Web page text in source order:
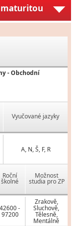
maturitou
- Obchodní
Vyučované jazyky
A, N, Š, F, R
Roční
školné
Možnost
studia pro ZP
42600 -
97200
Zrakově,
Sluchově,
Tělesně,
Mentálně